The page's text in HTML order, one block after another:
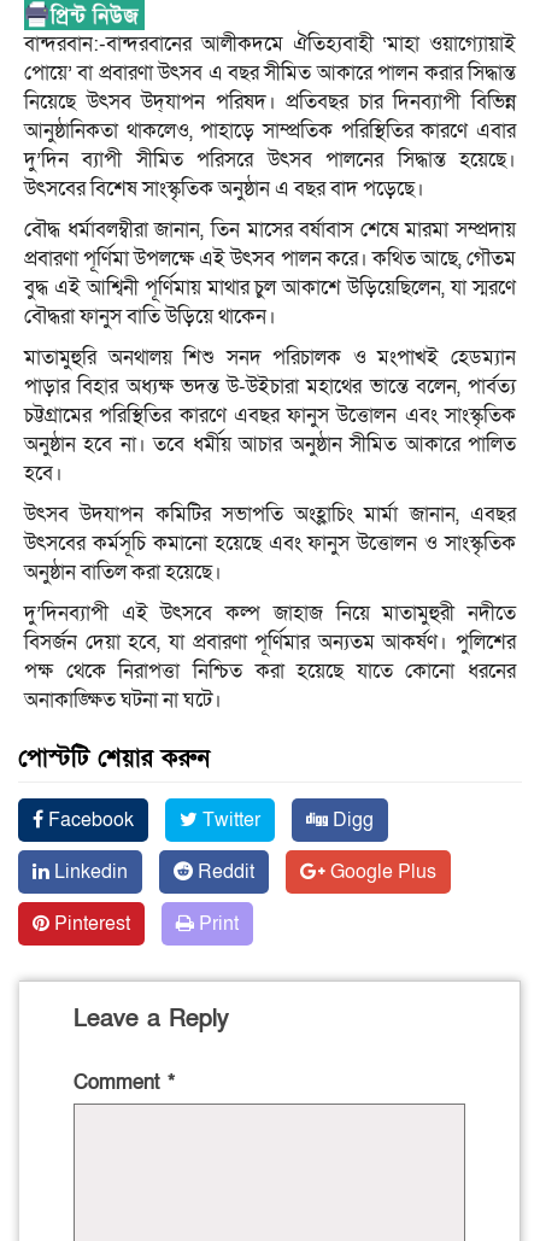
বান্দরবান:-বান্দরবানের আলীকদমে ঐতিহ্যবাহী ‘মাহা ওয়াগ্যোয়াই
পোয়ে’ বা প্রবারণা উৎসব এ বছর সীমিত আকারে পালন করার সিদ্ধান্ত
নিয়েছে উৎসব উদ্‌যাপন পরিষদ। প্রতিবছর চার দিনব্যাপী বিভিন্ন
আনুষ্ঠানিকতা থাকলেও, পাহাড়ে সাম্প্রতিক পরিস্থিতির কারণে এবার
দু’দিন ব্যাপী সীমিত পরিসরে উৎসব পালনের সিদ্ধান্ত হয়েছে।
উৎসবের বিশেষ সাংস্কৃতিক অনুষ্ঠান এ বছর বাদ পড়েছে।
বৌদ্ধ ধর্মাবলম্বীরা জানান, তিন মাসের বর্ষাবাস শেষে মারমা সম্প্রদায়
প্রবারণা পূর্ণিমা উপলক্ষে এই উৎসব পালন করে। কথিত আছে, গৌতম
বুদ্ধ এই আশ্বিনী পূর্ণিমায় মাথার চুল আকাশে উড়িয়েছিলেন, যা স্মরণে
বৌদ্ধরা ফানুস বাতি উড়িয়ে থাকেন।
মাতামুহুরি অনথালয় শিশু সনদ পরিচালক ও মংপাখই হেডম্যান
পাড়ার বিহার অধ্যক্ষ ভদন্ত উ-উইচারা মহাথের ভান্তে বলেন, পার্বত্য
চট্টগ্রামের পরিস্থিতির কারণে এবছর ফানুস উত্তোলন এবং সাংস্কৃতিক
অনুষ্ঠান হবে না। তবে ধর্মীয় আচার অনুষ্ঠান সীমিত আকারে পালিত
হবে।
উৎসব উদযাপন কমিটির সভাপতি অংহ্লাচিং মার্মা জানান, এবছর
উৎসবের কর্মসূচি কমানো হয়েছে এবং ফানুস উত্তোলন ও সাংস্কৃতিক
অনুষ্ঠান বাতিল করা হয়েছে।
দু’দিনব্যাপী এই উৎসবে কল্প জাহাজ নিয়ে মাতামুহুরী নদীতে
বিসর্জন দেয়া হবে, যা প্রবারণা পূর্ণিমার অন্যতম আকর্ষণ। পুলিশের
পক্ষ থেকে নিরাপত্তা নিশ্চিত করা হয়েছে যাতে কোনো ধরনের
অনাকাঙ্ক্ষিত ঘটনা না ঘটে।
পোস্টটি শেয়ার করুন
Facebook Twitter
Digg
Linkedin
Reddit
Google Plus
Pinterest
Print
Leave a Reply
Comment *